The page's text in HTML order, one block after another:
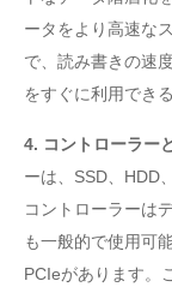
ータをより高速な
で、読み書きの速
をすぐに利用でき
4. コントローラー
ーは、SSD、HDD
コントローラーは
も一般的で使用可
PCIeがあります。